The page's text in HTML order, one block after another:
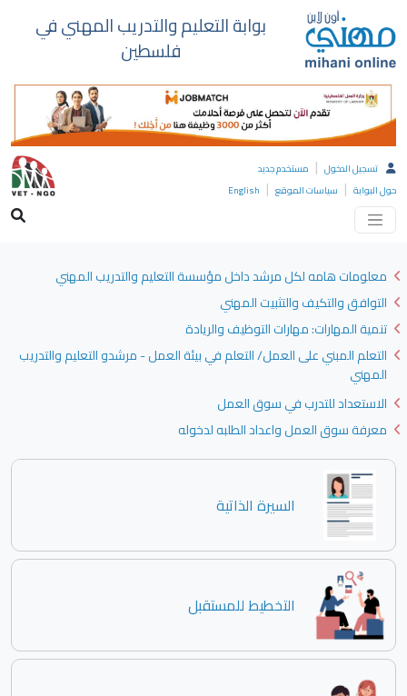
بوابة التعليم والتدريب المهني في
فلسطين
تسجيل الدخول | مستخدم جديد
حول البوابة | سياسات الموقع |
English
معلومات هامه لكل مرشد داخل مؤسسة التعليم والتدريب المهني
التوافق والتكيف والتثبيت المهني
تنمية المهارات: مهارات التوظيف والريادة
التعلم المبني على العمل/ التعلم في بيئة العمل - مرشدو التعليم والتدريب
المهني
الاستعداد للتدرب في سوق العمل
معرفة سوق العمل واعداد الطلبه لدخوله
السيرة الذاتية
التخطيط للمستقبل